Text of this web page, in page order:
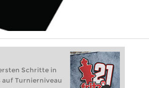
Schritte in
auf Turnierniveau